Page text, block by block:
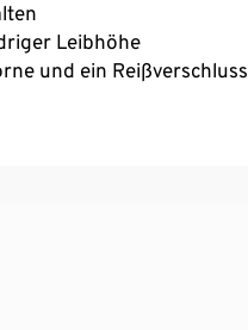
Leibhöhe
und ein Reißverschluss
Tragekomfort